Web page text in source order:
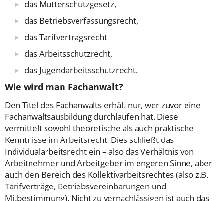
das Mutterschutzgesetz,
das Betriebsverfassungsrecht,
das Tarifvertragsrecht,
das Arbeitsschutzrecht,
das Jugendarbeitsschutzrecht.
Wie wird man Fachanwalt?
Den Titel des Fachanwalts erhält nur, wer zuvor eine
Fachanwaltsausbildung durchlaufen hat. Diese
vermittelt sowohl theoretische als auch praktische
Kenntnisse im Arbeitsrecht. Dies schließt das
Individualarbeitsrecht ein – also das Verhältnis von
Arbeitnehmer und Arbeitgeber im engeren Sinne, aber
auch den Bereich des Kollektivarbeitsrechtes (also z.B.
Tarifverträge, Betriebsvereinbarungen und
Mitbestimmung). Nicht zu vernachlässigen ist auch das